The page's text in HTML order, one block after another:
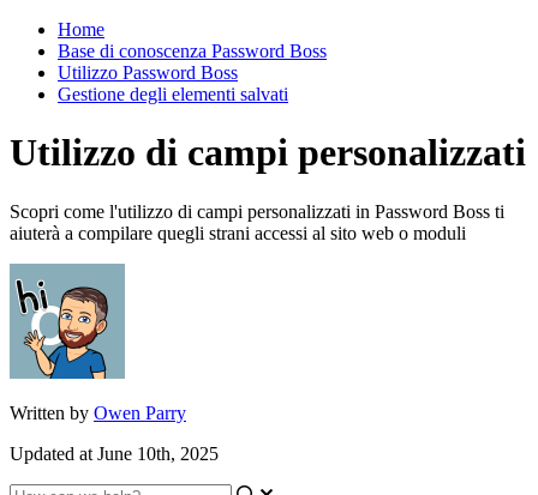
Home
Base di conoscenza Password Boss
Utilizzo Password Boss
Gestione degli elementi salvati
Utilizzo di campi personalizzati
Scopri come l'utilizzo di campi personalizzati in Password Boss ti
aiuterà a compilare quegli strani accessi al sito web o moduli
Written by Owen Parry
Updated at June 10th, 2025